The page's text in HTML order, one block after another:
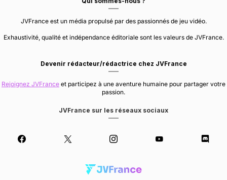
JVFrance est un média propulsé par des passionnés de jeu vidéo.
Exhaustivité, qualité et indépendance éditoriale sont les valeurs de JVFrance.
Devenir rédacteur/rédactrice chez JVFrance
Rejoignez JVFrance et participez à une aventure humaine pour partager votre
passion.
JVFrance sur les réseaux sociaux